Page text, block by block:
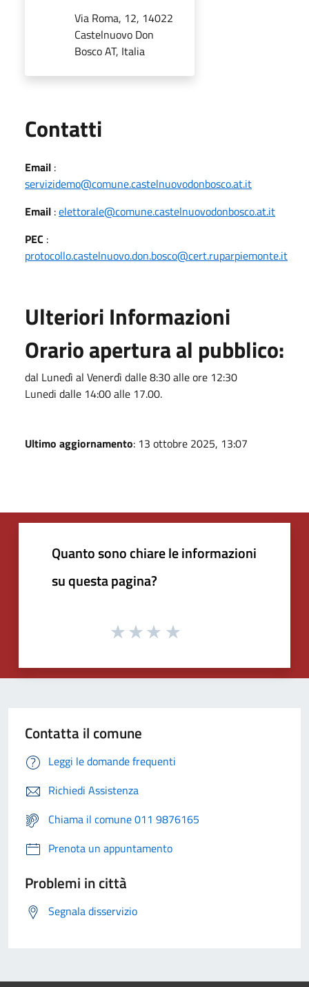
Via Roma, 12, 14022
Castelnuovo Don
Bosco AT, Italia
Contatti
Email :
servizidemo@comune.castelnuovodonbosco.at.it
Email :elettorale@comune.castelnuovodonbosco.at.it
PEC :
protocollo.castelnuovo.don.bosco@cert.ruparpiemonte.it
Ulteriori Informazioni
Orario apertura al pubblico:
dal Lunedì al Venerdì dalle 8:30 alle ore 12:30
Lunedi dalle 14:00 alle 17.00.
Ultimo aggiornamento: 13 ottobre 2025, 13:07
Quanto sono chiare le informazioni
su questa pagina?
Contatta il comune
Leggi le domande frequenti
Richiedi Assistenza
Chiama il comune 011 9876165
Prenota un appuntamento
Problemi in città
Segnala disservizio